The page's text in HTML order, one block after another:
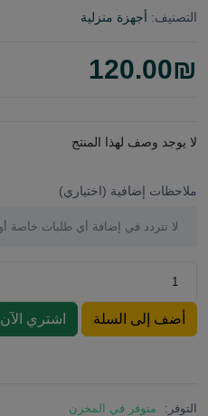
التصنيف: أجهزة منزلية
120.00₪
لا يوجد وصف لهذا المنتج
ملاحظات إضافية (اختياري)
أضف إلى السلة اشتري الآن
التوفر:
متوفر في المخزن